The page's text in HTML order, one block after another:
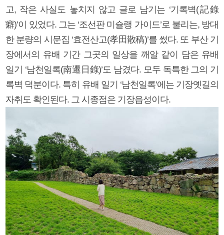
고, 작은 사실도 놓치지 않고 글로 남기는 ‘기록벽(記錄
癖)’이 있었다. 그는 ‘조선판 미슐랭 가이드’로 불리는, 방대
한 분량의 시문집 ‘효전산고(孝田散稿)’를 썼다. 또 부산 기
장에서의 유배 기간 그곳의 일상을 깨알 같이 담은 유배
일기 ‘남천일록(南遷日錄)’도 남겼다. 모두 독특한 그의 기
록벽 덕분이다. 특히 유배 일기 ‘남천일록’에는 기장옛길의
자취도 확인된다. 그 시종점은 기장읍성이다.